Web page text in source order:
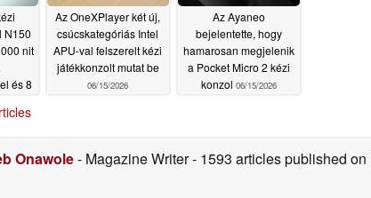
N150
nit
és 8
Az OneXPlayer két új,
csúcskategóriás Intel
APU-val felszerelt kézi
játékkonzolt mutat be
06/15/2026
Az Ayaneo
bejelentette, hogy
hamarosan megjelenik
a Pocket Micro 2 kézi
konzol 06/15/2026
Onawole- Magazine Writer- 1593 articles published